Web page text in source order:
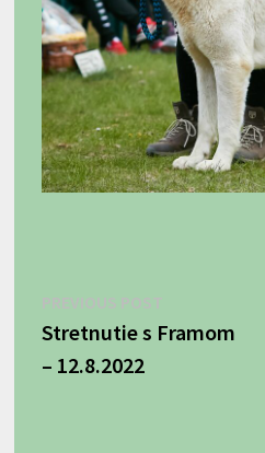
v
post:
Stretnutie s Framom
– 12.8.2022